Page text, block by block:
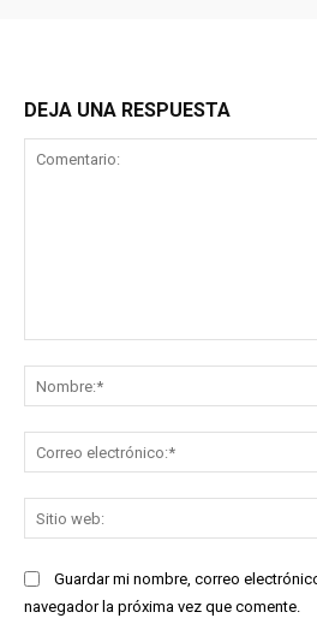
DEJA UNA RESPUESTA
Guardar mi nombre, correo
navegador la próxima vez que comente.